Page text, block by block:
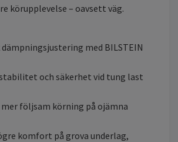
körupplevelse – oavsett väg.
med BILSTEIN
och säkerhet vid tung last
mer följsam körning på ojämna
komfort på grova underlag,